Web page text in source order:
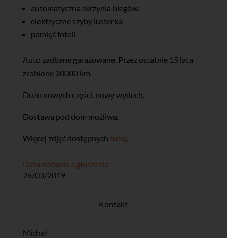
automatyczna skrzynia biegów,
elektryczne szyby lusterka,
pamięć foteli
Auto zadbane garażowane. Przez ostatnie 15 lata
zrobione 30000 km.
Dużo nowych części, nowy wydech.
Dostawa pod dom możliwa.
Więcej zdjęć dostępnych tutaj.
Data dodania ogłoszenia
26/03/2019
Kontakt
Michał